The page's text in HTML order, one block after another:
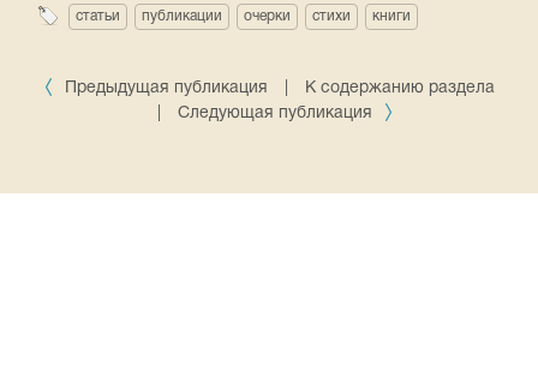
статьи публикации очерки стихи книги
Предыдущая публикация
К содержанию раздела
Следующая публикация